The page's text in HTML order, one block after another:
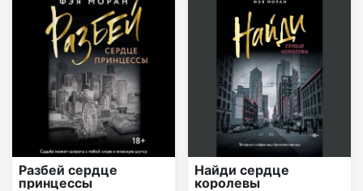
Разбей сердце
принцессы
Найди сердце
королевы